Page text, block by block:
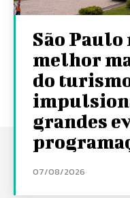
São
melhor
do
grandes
07/08/2026